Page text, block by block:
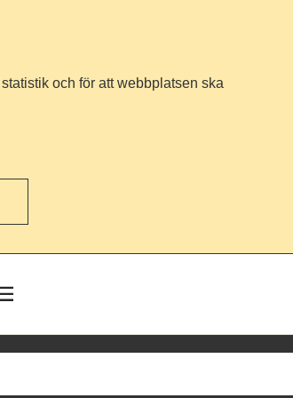
och för att webbplatsen ska